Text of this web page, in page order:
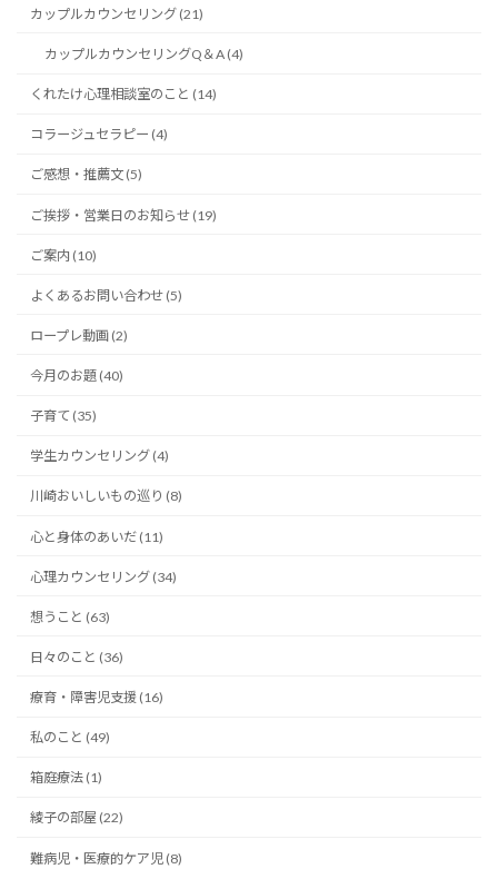
カップルカウンセリング (21)
カップルカウンセリングQ＆A (4)
くれたけ心理相談室のこと (14)
コラージュセラピー (4)
ご感想・推薦文 (5)
ご挨拶・営業日のお知らせ (19)
ご案内 (10)
よくあるお問い合わせ (5)
ロープレ動画 (2)
今月のお題 (40)
子育て (35)
学生カウンセリング (4)
川崎おいしいもの巡り (8)
心と身体のあいだ (11)
心理カウンセリング (34)
想うこと (63)
日々のこと (36)
療育・障害児支援 (16)
私のこと (49)
箱庭療法 (1)
綾子の部屋 (22)
難病児・医療的ケア児 (8)